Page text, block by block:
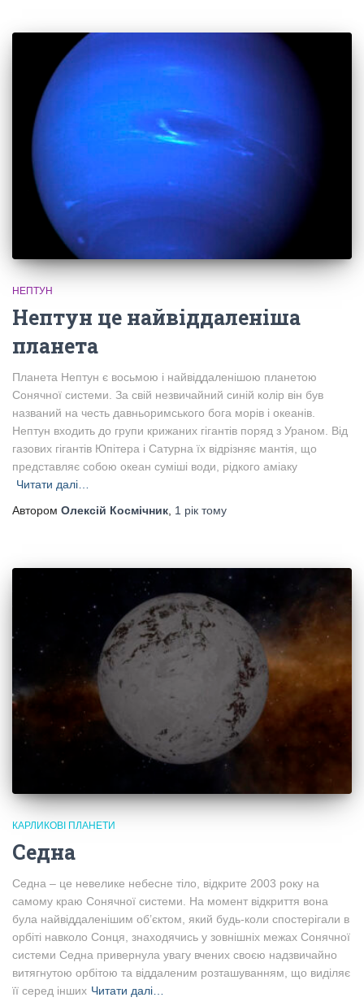
НЕПТУН
Нептун це найвіддаленіша
планета
Планета Нептун є восьмою і найвіддаленішою планетою
Сонячної системи. За свій незвичайний синій колір він був
названий на честь давньоримського бога морів і океанів.
Нептун входить до групи крижаних гігантів поряд з Ураном. Від
газових гігантів Юпітера і Сатурна їх відрізняє мантія, що
представляє собою океан суміші води, рідкого аміаку
Читати далі…
Автором Олексій Космічник 1 рік тому
КАРЛИКОВІ ПЛАНЕТИ
Седна
Седна – це невелике небесне тіло, відкрите 2003 року на
самому краю Сонячної системи​. На момент відкриття вона
була найвіддаленішим об’єктом, який будь-коли спостерігали в
орбіті навколо Сонця, знаходячись у зовнішніх межах Сонячної
системи​ Седна привернула увагу вчених своєю надзвичайно
витягнутою орбітою та віддаленим розташуванням, що виділяє
її серед інших Читати далі…